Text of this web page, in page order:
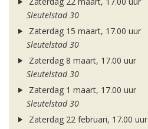
Sleutelstad 30
Zaterdag 15 maart, 17.00 uur
Sleutelstad 30
Zaterdag 8 maart, 17.00 uur
Sleutelstad 30
Zaterdag 1 maart, 17.00 uur
Sleutelstad 30
Zaterdag 22 februari, 17.00 uur